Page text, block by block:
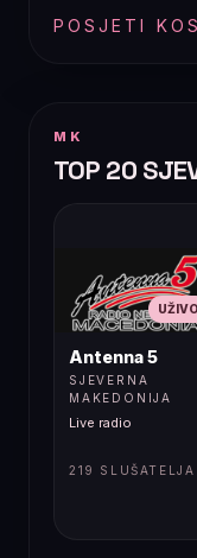
POSJETI
MK
TOP 20
UŽIVO
Antenna 5
SJEVERNA
MAKEDONIJA
Live radio
219 SLUŠATELJA